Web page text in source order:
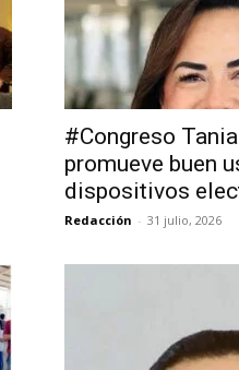
#Congreso
promueve buen
dispositivos
Redacción - 31 julio, 2026